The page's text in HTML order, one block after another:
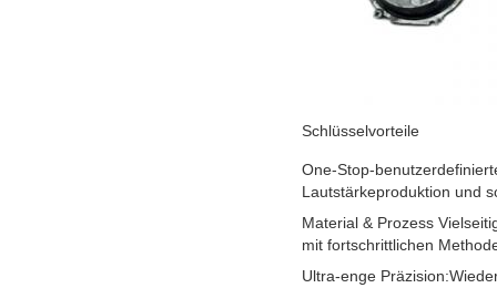
Schlüsselvorteile
One-Stop-
Lautstärkeproduktion und
Material & Prozess
mit fortschrittlichen
Ultra-enge Präzision: